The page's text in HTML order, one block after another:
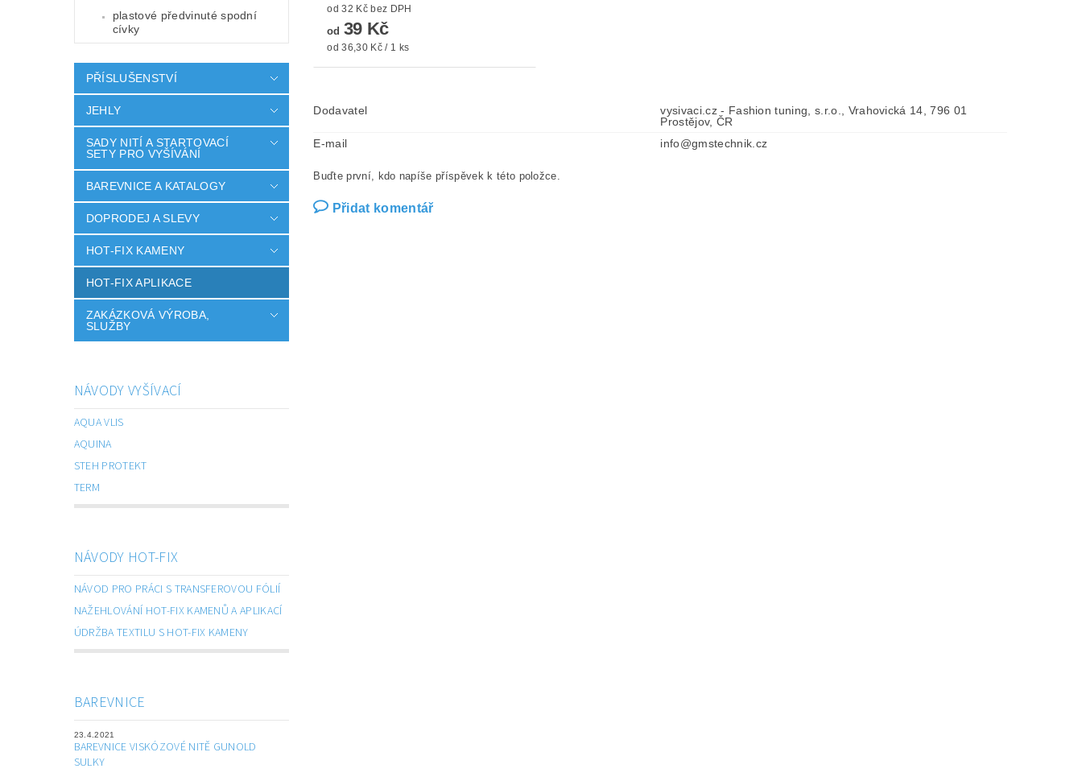
plastové předvinuté spodní
cívky
PŘÍSLUŠENSTVÍ
JEHLY
SADY NITÍ A STARTOVACÍ
SETY PRO VYŠÍVÁNÍ
BAREVNICE A KATALOGY
DOPRODEJ A SLEVY
HOT-FIX KAMENY
HOT-FIX APLIKACE
ZAKÁZKOVÁ VÝROBA,
SLUŽBY
NÁVODY VYŠÍVACÍ
AQUA VLIS
AQUINA
STEH PROTEKT
TERM
NÁVODY HOT-FIX
NÁVOD PRO PRÁCI S TRANSFEROVOU FÓLIÍ
NAŽEHLOVÁNÍ HOT-FIX KAMENŮ A APLIKACÍ
ÚDRŽBA TEXTILU S HOT-FIX KAMENY
BAREVNICE
23.4.2021
BAREVNICE VISKÓZOVÉ NITĚ GUNOLD
SULKY
od 32 Kč bez DPH
od 39 Kč
od 36,30 Kč / 1 ks
Dodavatel
vysivaci.cz - Fashion tuning, s.r.o., Vrahovická 14, 796 01
Prostějov, ČR
E-mail
info@gmstechnik.cz
Buďte první, kdo napíše příspěvek k této položce.
Přidat komentář